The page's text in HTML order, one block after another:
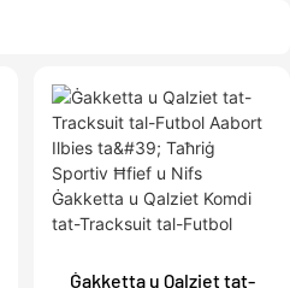
Ġakketta u Qalziet tat-